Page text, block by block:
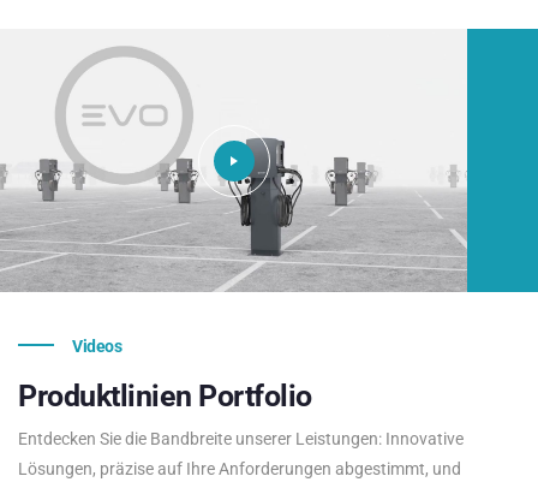
Videos
Produktlinien Portfolio
Entdecken Sie die Bandbreite unserer Leistungen: Innovative
Lösungen, präzise auf Ihre Anforderungen abgestimmt, und